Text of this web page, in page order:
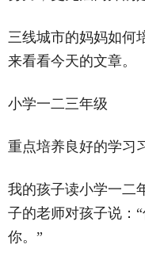
三线城市的妈妈如何
来看看今天的文章。
小学一二三年级
重点培养良好的学习
我的孩子读小学一二
子的老师对孩子说：
你。”